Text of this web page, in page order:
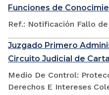
Funciones de
Ref.: Notificación Fallo
Juzgado Primero
Circuito Judicial de
Medio De Control:
Derechos E Intereses